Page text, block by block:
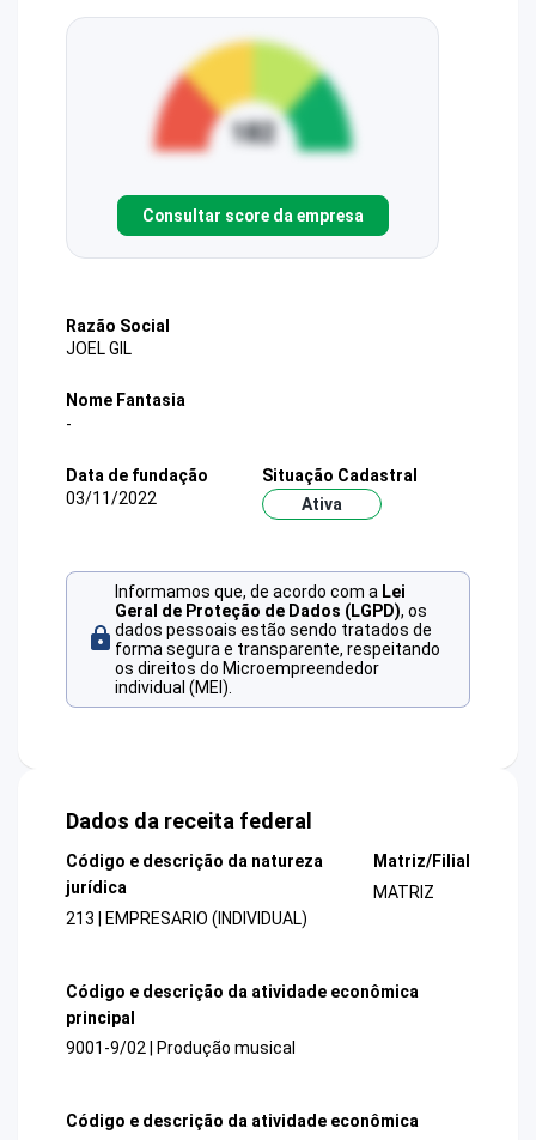
Consultar score da empresa
Razão Social
JOEL GIL
Nome Fantasia
-
Data de fundação
03/11/2022
Situação Cadastral
Ativa
Informamos que, de acordo com a Lei
Geral de Proteção de Dados (LGPD), os
dados pessoais estão sendo tratados de
forma segura e transparente, respeitando
os direitos do Microempreendedor
individual (MEI).
Dados da receita federal
Código e descrição da natureza
jurídica
213 | EMPRESARIO (INDIVIDUAL)
Matriz/Filial
MATRIZ
Código e descrição da atividade econômica
principal
9001-9/02 | Produção musical
Código e descrição da atividade econômica